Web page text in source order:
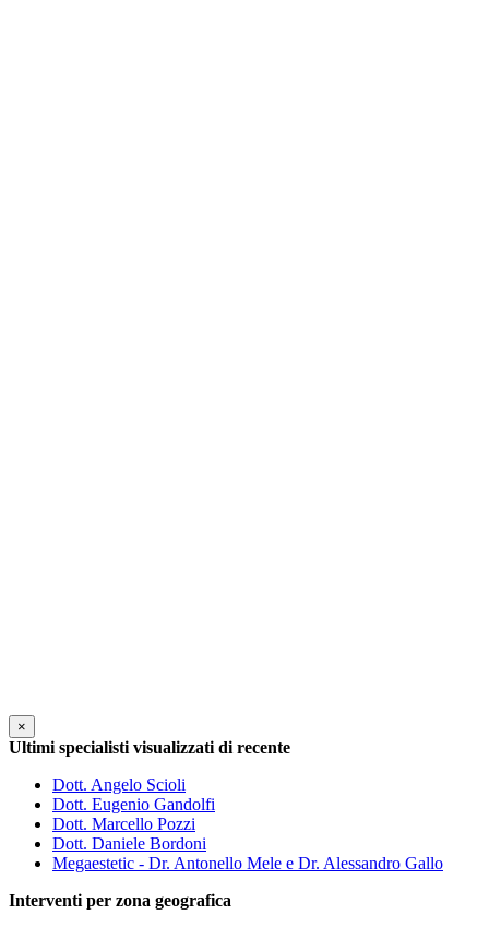
×
Ultimi specialisti visualizzati di recente
Dott. Angelo Scioli
Dott. Eugenio Gandolfi
Dott. Marcello Pozzi
Dott. Daniele Bordoni
Megaestetic - Dr. Antonello Mele e Dr. Alessandro Gallo
Interventi per zona geografica